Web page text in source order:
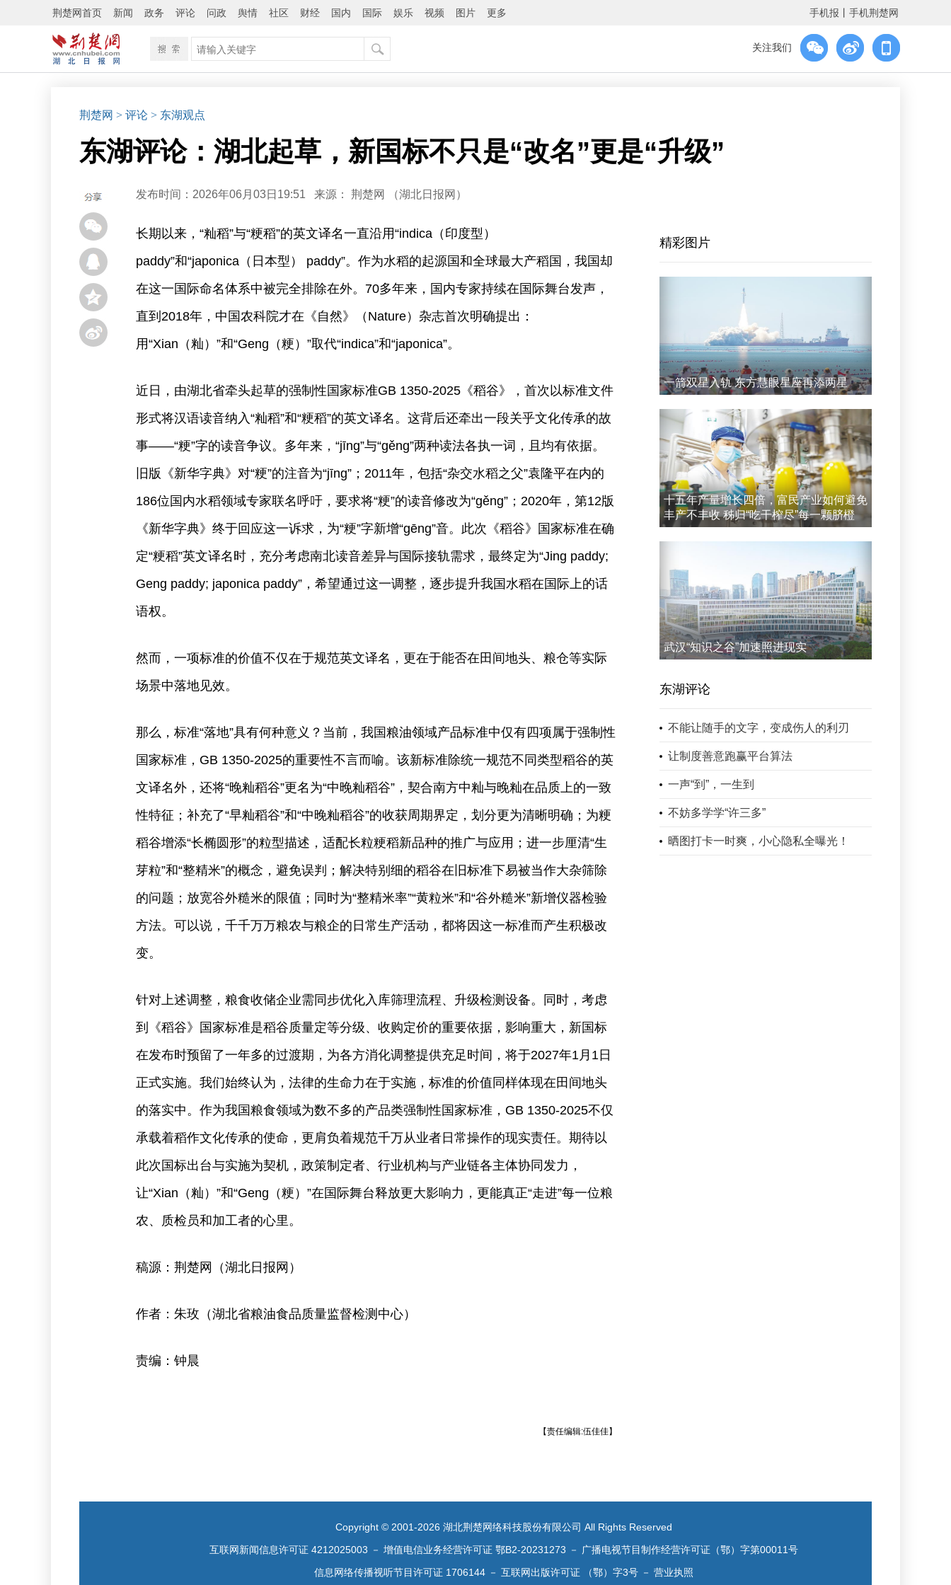
荆楚网首页 新闻 政务 评论 问政 舆情 社区 财经 国内 国际 娱乐 视频 图片 更多 手机报 手机荆楚网
关注我们
荆楚网 > 评论 > 东湖观点
东湖评论：湖北起草，新国标不只是“改名”更是“升级”
发布时间：2026年06月03日19:51 来源： 荆楚网 ​（湖北日报网）
长期以来，“籼稻”与“粳稻”的英文译名一直沿用“indica（印度型）
paddy”和“japonica（日本型） paddy”。作为水稻的起源国和全球最大产稻国，我国却
在这一国际命名体系中被完全排除在外。70多年来，国内专家持续在国际舞台发声，
直到2018年，中国农科院才在《自然》（Nature）杂志首次明确提出：
用“Xian（籼）”和“Geng（粳）”取代“indica”和“japonica”。
近日，由湖北省牵头起草的强制性国家标准GB 1350-2025《稻谷》，首次以标准文件
形式将汉语读音纳入“籼稻”和“粳稻”的英文译名。这背后还牵出一段关乎文化传承的故
事——“粳”字的读音争议。多年来，“jīng”与“gěng”两种读法各执一词，且均有依据。
旧版《新华字典》对“粳”的注音为“jīng”；2011年，包括“杂交水稻之父”袁隆平在内的
186位国内水稻领域专家联名呼吁，要求将“粳”的读音修改为“gěng”；2020年，第12版
《新华字典》终于回应这一诉求，为“粳”字新增“gēng”音。此次《稻谷》国家标准在确
定“粳稻”英文译名时，充分考虑南北读音差异与国际接轨需求，最终定为“Jing paddy;
Geng paddy; japonica paddy”，希望通过这一调整，逐步提升我国水稻在国际上的话
语权。
然而，一项标准的价值不仅在于规范英文译名，更在于能否在田间地头、粮仓等实际
场景中落地见效。
那么，标准“落地”具有何种意义？当前，我国粮油领域产品标准中仅有四项属于强制性
国家标准，GB 1350-2025的重要性不言而喻。该新标准除统一规范不同类型稻谷的英
文译名外，还将“晚籼稻谷”更名为“中晚籼稻谷”，契合南方中籼与晚籼在品质上的一致
性特征；补充了“早籼稻谷”和“中晚籼稻谷”的收获周期界定，划分更为清晰明确；为粳
稻谷增添“长椭圆形”的粒型描述，适配长粒粳稻新品种的推广与应用；进一步厘清“生
芽粒”和“整精米”的概念，避免误判；解决特别细的稻谷在旧标准下易被当作大杂筛除
的问题；放宽谷外糙米的限值；同时为“整精米率”“黄粒米”和“谷外糙米”新增仪器检验
方法。可以说，千千万万粮农与粮企的日常生产活动，都将因这一标准而产生积极改
变。
针对上述调整，粮食收储企业需同步优化入库筛理流程、升级检测设备。同时，考虑
到《稻谷》国家标准是稻谷质量定等分级、收购定价的重要依据，影响重大，新国标
在发布时预留了一年多的过渡期，为各方消化调整提供充足时间，将于2027年1月1日
正式实施。我们始终认为，法律的生命力在于实施，标准的价值同样体现在田间地头
的落实中。作为我国粮食领域为数不多的产品类强制性国家标准，GB 1350-2025不仅
承载着稻作文化传承的使命，更肩负着规范千万从业者日常操作的现实责任。期待以
此次国标出台与实施为契机，政策制定者、行业机构与产业链各主体协同发力，
让“Xian（籼）”和“Geng（粳）”在国际舞台释放更大影响力，更能真正“走进”每一位粮
农、质检员和加工者的心里。
稿源：荆楚网（湖北日报网）
作者：朱玫（湖北省粮油食品质量监督检测中心）
责编：钟晨
【责任编辑:伍佳佳】
精彩图片
一箭双星入轨 东方慧眼星座再添两星
十五年产量增长四倍，富民产业如何避免
丰产不丰收 秭归“吃干榨尽”每一颗脐橙
武汉“知识之谷”加速照进现实
东湖评论
不能让随手的文字，变成伤人的利刃
让制度善意跑赢平台算法
一声“到”，一生到
不妨多学学“许三多”
晒图打卡一时爽，小心隐私全曝光！
Copyright © 2001-2026 湖北荆楚网络科技股份有限公司 All Rights Reserved
互联网新闻信息许可证 4212025003 － 增值电信业务经营许可证 鄂B2-20231273 －
广播电视节目制作经营许可证（鄂）字第00011号
信息网络传播视听节目许可证 1706144 － 互联网出版许可证 （鄂）字3号 － 营业执照